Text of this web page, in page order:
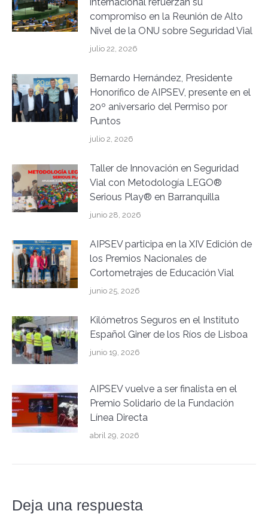
compromiso en la Reunión de Alto
Nivel de la ONU sobre Seguridad Vial
julio 22, 2026
Bernardo Hernández, Presidente
Honorífico de AIPSEV, presente en el
20º aniversario del Permiso por
Puntos
julio 2, 2026
Taller de Innovación en Seguridad
Vial con Metodología LEGO®
Serious Play® en Barranquilla
junio 28, 2026
AIPSEV participa en la XIV Edición de
los Premios Nacionales de
Cortometrajes de Educación Vial
junio 25, 2026
Kilómetros Seguros en el Instituto
Español Giner de los Ríos de Lisboa
junio 19, 2026
AIPSEV vuelve a ser finalista en el
Premio Solidario de la Fundación
Línea Directa
abril 29, 2026
Deja una respuesta